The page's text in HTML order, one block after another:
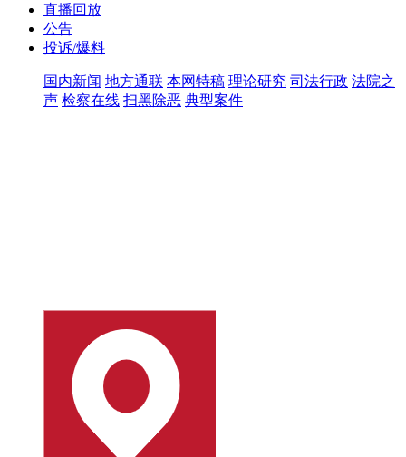
直播回放
公告
投诉/爆料
国内新闻 地方通联 本网特稿 理论研究 司法行政 法院之
声 检察在线 扫黑除恶 典型案件